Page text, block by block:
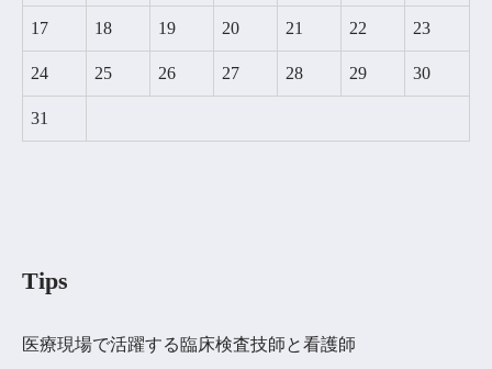
17 18 19 20 21 22 23
24 25 26 27 28 29 30
31
Tips
医療現場で活躍する臨床検査技師と看護師